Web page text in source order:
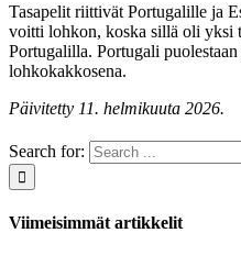
Tasapelit riittivät Portugalille ja
voitti lohkon, koska sillä oli yksi
Portugalilla. Portugali
lohkokakkosena.
Päivitetty 11. helmikuuta 2026.
Search for:
Viimeisimmät artikkelit